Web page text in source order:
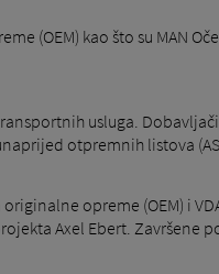
(OEM) kao što su MAN
usluga.
otpremnih listova
opreme (OEM) i
Axel Ebert. Završene